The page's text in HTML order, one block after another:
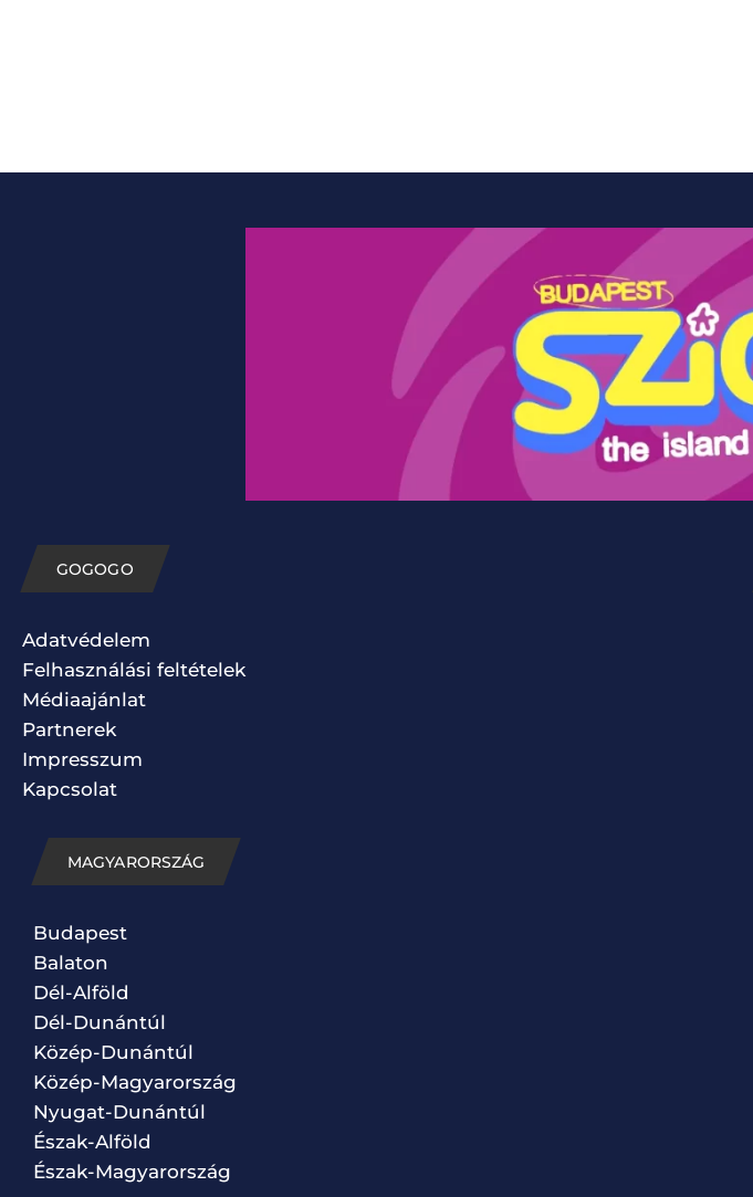
GOGOGO
Adatvédelem
Felhasználási feltételek
Médiaajánlat
Partnerek
Impresszum
Kapcsolat
MAGYARORSZÁG
Budapest
Balaton
Dél-Alföld
Dél-Dunántúl
Közép-Dunántúl
Közép-Magyarország
Nyugat-Dunántúl
Észak-Alföld
Észak-Magyarország